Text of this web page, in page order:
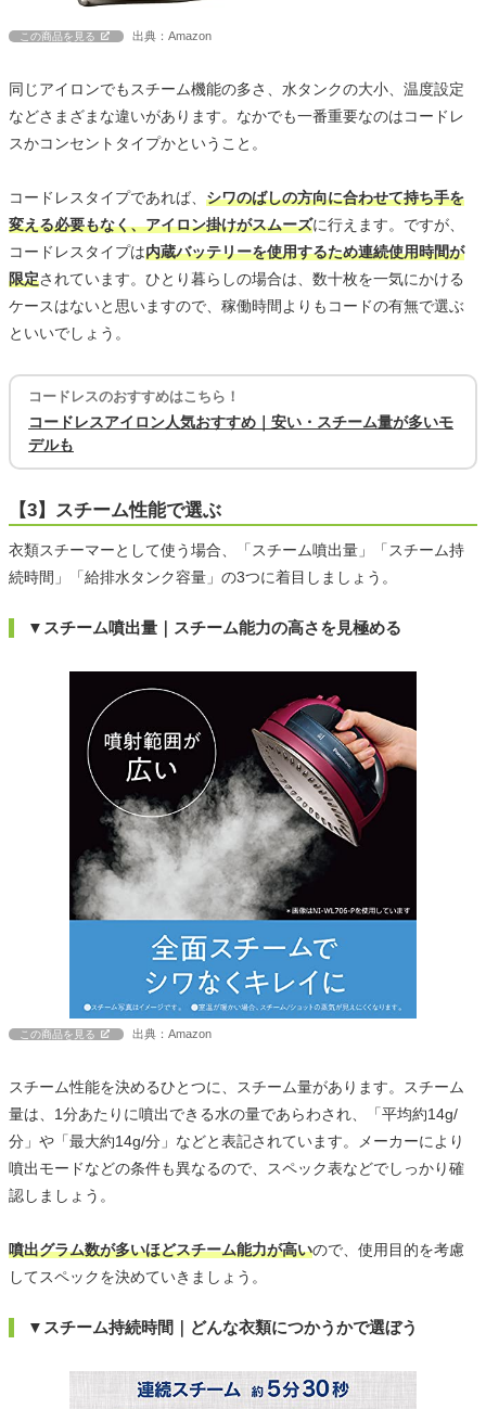
この商品を見る 出典：Amazon
同じアイロンでもスチーム機能の多さ、水タンクの大小、温度設定
などさまざまな違いがあります。なかでも一番重要なのはコードレ
スかコンセントタイプかということ。
コードレスタイプであれば、 シワのばしの方向に合わせて持ち手を
変える必要もなく、アイロン掛けがスムーズに行えます。ですが、
コードレスタイプは内蔵バッテリーを使用するため連続使用時間が
限定されています。ひとり暮らしの場合は、数十枚を一気にかける
ケースはないと思いますので、稼働時間よりもコードの有無で選ぶ
といいでしょう。
コードレスのおすすめはこちら！
コードレスアイロン人気おすすめ｜安い・スチーム量が多いモ
デルも
【3】スチーム性能で選ぶ
衣類スチーマーとして使う場合、「スチーム噴出量」「スチーム持
続時間」「給排水タンク容量」の3つに着目しましょう。
▼スチーム噴出量｜スチーム能力の高さを見極める
この商品を見る 出典：Amazon
スチーム性能を決めるひとつに、スチーム量があります。スチーム
量は、1分あたりに噴出できる水の量であらわされ、「平均約14g/
分」や「最大約14g/分」などと表記されています。メーカーにより
噴出モードなどの条件も異なるので、スペック表などでしっかり確
認しましょう。
噴出グラム数が多いほどスチーム能力が高いので、使用目的を考慮
してスペックを決めていきましょう。
▼スチーム持続時間｜どんな衣類につかうかで選ぼう